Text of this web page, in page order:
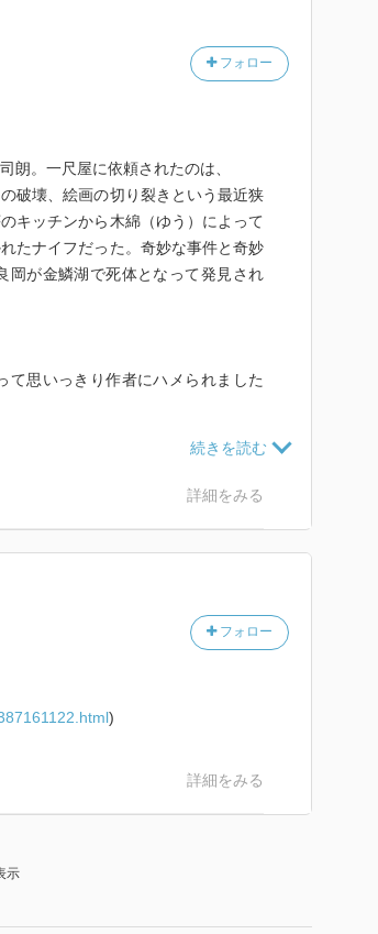
フォロー
朗。一尺屋に依頼されたのは、
破壊、絵画の切り裂きという最近狭
キッチンから木綿（ゆう）によって
たナイフだった。奇妙な事件と奇妙
岡が金鱗湖で死体となって発見され
て思いっきり作者にハメられました
思議といった感じに見せる。という
って今回もそういう感じで始まる。
気な。それも狙いの一貫なんだろう
食ってますねぇ。そんなことだか
かり食ってしまう男」などとひそか
詳細をみる
フォロー
)
詳細をみる
示